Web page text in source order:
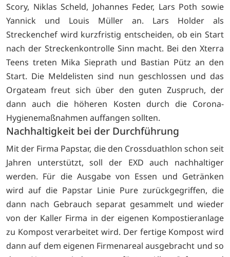
Scory, Niklas Scheld, Johannes Feder, Lars Poth sowie
Yannick und Louis Müller an. Lars Holder als
Streckenchef wird kurzfristig entscheiden, ob ein Start
nach der Streckenkontrolle Sinn macht. Bei den Xterra
Teens treten Mika Sieprath und Bastian Pütz an den
Start. Die Meldelisten sind nun geschlossen und das
Orgateam freut sich über den guten Zuspruch, der
dann auch die höheren Kosten durch die Corona-
Hygienemaßnahmen auffangen sollten.
Nachhaltigkeit bei der Durchführung
Mit der Firma Papstar, die den Crossduathlon schon seit
Jahren unterstützt, soll der EXD auch nachhaltiger
werden. Für die Ausgabe von Essen und Getränken
wird auf die Papstar Linie Pure zurückgegriffen, die
dann nach Gebrauch separat gesammelt und wieder
von der Kaller Firma in der eigenen Kompostieranlage
zu Kompost verarbeitet wird. Der fertige Kompost wird
dann auf dem eigenen Firmenareal ausgebracht und so